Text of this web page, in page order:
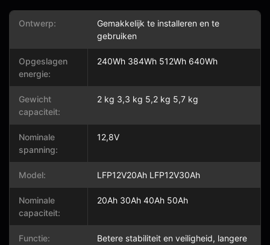
Ontwerp:
Gemakkelijk te installeren en te
gebruiken
Opgeslagen
energie:
240Wh 384Wh 512Wh 640Wh
Gewicht
capaciteit:
2 kg 3,3 kg 5,2 kg 5,7 kg
Nominale
spanning:
12,8V
Model: LFP12V20Ah LFP12V30Ah
Nominale
capaciteit:
20Ah 30Ah 40Ah 50Ah
Functie:
Betere stabiliteit en veiligheid, langere